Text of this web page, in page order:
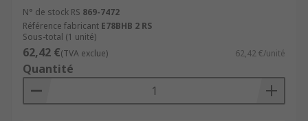
N° de stock RS 869-7472
Référence fabricant E78BHB 2 RS
Sous-total (1 unité)
62,42 €(TVA exclue) 62,42 €/unité
Quantité